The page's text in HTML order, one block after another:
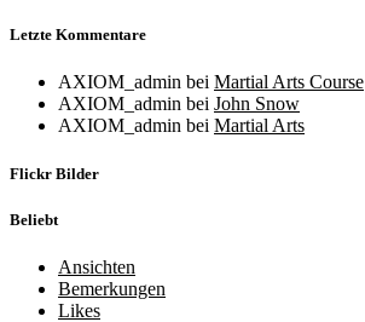
Letzte Kommentare
AXIOM_admin bei Martial Arts Course
AXIOM_admin bei John Snow
AXIOM_admin bei Martial Arts
Flickr Bilder
Beliebt
Ansichten
Bemerkungen
Likes